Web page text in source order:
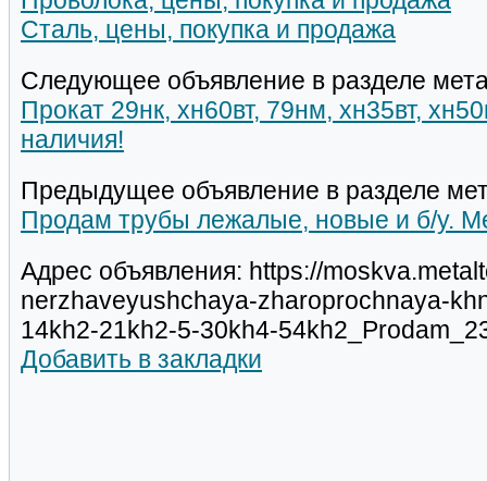
Сталь, цены, покупка и продажа
Следующее объявление в разделе
Прокат 29нк, хн60вт, 79нм, хн35вт,
наличия!
Предыдущее объявление в разделе
Продам трубы лежалые, новые и б/у.
Адрес объявления: https://
nerzhaveyushchaya-zharoprochnaya-
14kh2-21kh2-5-30kh4-
Добавить в закладки